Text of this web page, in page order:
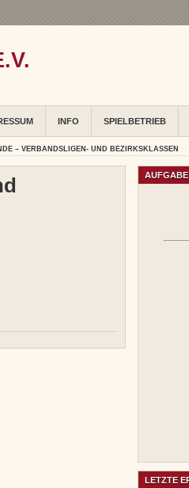
INFO SPIELBETRIEB
– VERBANDSLIGEN- UND BEZIRKSKLASSEN
AUFGABE
LETZTE